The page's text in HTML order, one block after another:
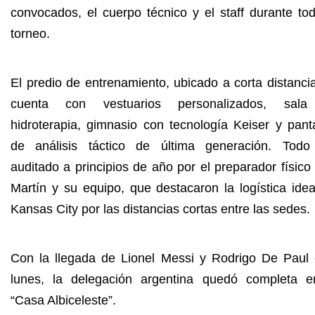
convocados, el cuerpo técnico y el staff durante
torneo.
El predio de entrenamiento, ubicado a corta
cuenta con vestuarios personalizados,
hidroterapia, gimnasio con tecnología Keiser y
de análisis táctico de última generación.
auditado a principios de año por el preparador físico
Martín y su equipo, que destacaron la logística
Kansas City por las distancias cortas entre las sedes.
Con la llegada de Lionel Messi y Rodrigo De Paul
lunes, la delegación argentina quedó completa
“Casa Albiceleste”.